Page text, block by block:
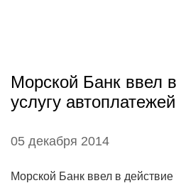
Морской Банк ввел
услугу
05 декабря 2014
Морской Банк ввел в действие